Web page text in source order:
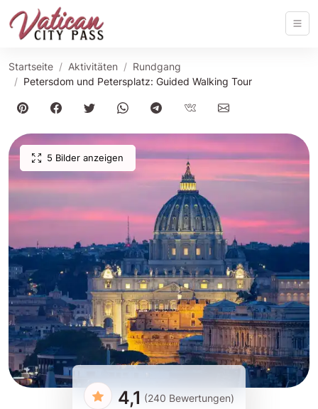
Startseite Aktivitäten
Rundgang
Petersdom und Petersplatz: Guided Walking Tour
5 Bilder anzeigen
4,1 (240 Bewertungen)